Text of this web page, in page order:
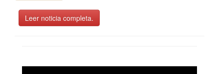
Leer noticia completa.